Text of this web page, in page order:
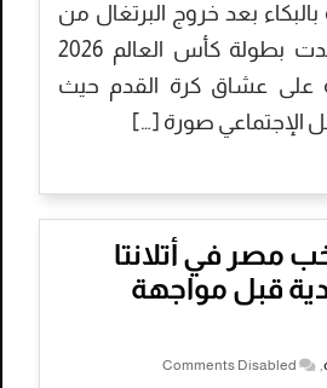
بالبكاء بعد خروج البرتغال من
كأس العالم 2026 شهدت بطولة كأس العالم 2026
على عشاق كرة القدم حيث
الإجتماعي صورة […]
مصر في أتلانتا
قبل مواجهة
,
Comments Disabled